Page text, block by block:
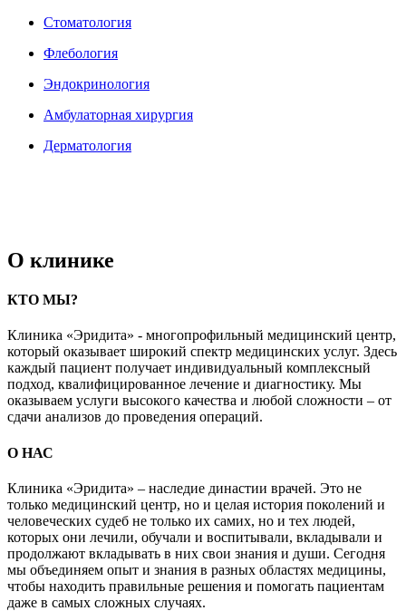
Стоматология
Флебология
Эндокринология
Амбулаторная хирургия
Дерматология
О клинике
КТО МЫ?
Клиника «Эридита» - многопрофильный медицинский центр,
который оказывает широкий спектр медицинских услуг. Здесь
каждый пациент получает индивидуальный комплексный
подход, квалифицированное лечение и диагностику. Мы
оказываем услуги высокого качества и любой сложности – от
сдачи анализов до проведения операций.
О НАС
Клиника «Эридита» – наследие династии врачей. Это не
только медицинский центр, но и целая история поколений и
человеческих судеб не только их самих, но и тех людей,
которых они лечили, обучали и воспитывали, вкладывали и
продолжают вкладывать в них свои знания и души. Сегодня
мы объединяем опыт и знания в разных областях медицины,
чтобы находить правильные решения и помогать пациентам
даже в самых сложных случаях.